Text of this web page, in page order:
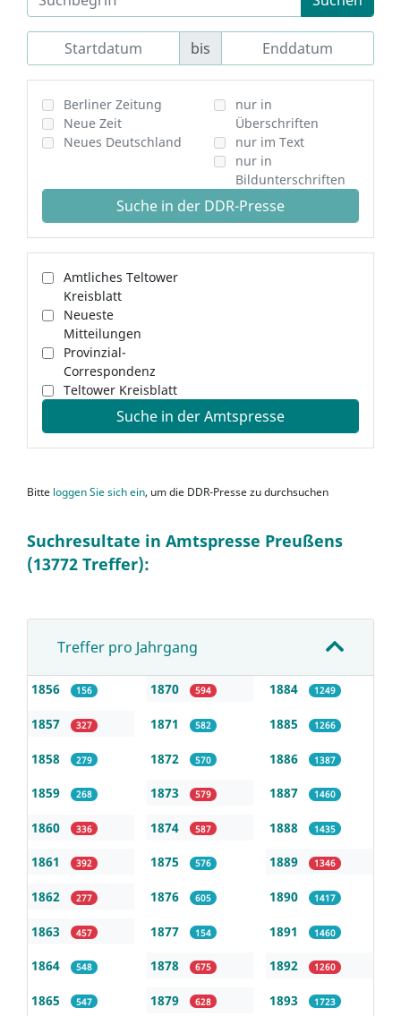
bis
Berliner Zeitung
Neue Zeit
Neues Deutschland
nur in
Überschriften
nur im Text
nur in
Bildunterschriften
Suche in der DDR-Presse
Amtliches Teltower
Kreisblatt
Neueste
Mitteilungen
Provinzial-
Correspondenz
Teltower Kreisblatt
Suche in der Amtspresse
Bitte loggen Sie sich ein, um die DDR-Presse zu durchsuchen
Suchresultate in Amtspresse Preußens
(13772 Treffer):
Treffer pro Jahrgang
1856 156
1857 327
1858 279
1859 268
1860 336
1861 392
1862 277
1863 457
1864 548
1865 547
1870 594
1871 582
1872 570
1873 579
1874 587
1875 576
1876 605
1877 154
1878 675
1879 628
1884 1249
1885 1266
1886 1387
1887 1460
1888 1435
1889 1346
1890 1417
1891 1460
1892 1260
1893 1723